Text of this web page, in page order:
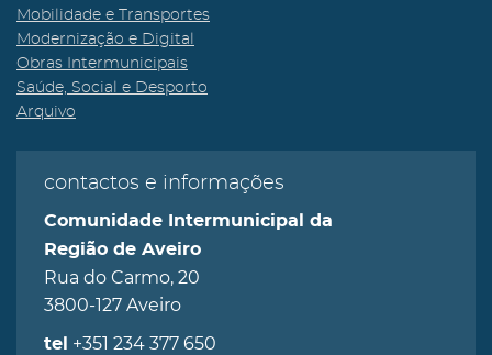
Mobilidade e Transportes
Modernização e Digital
Obras Intermunicipais
Saúde, Social e Desporto
Arquivo
contactos e informações
Comunidade Intermunicipal da
Região de Aveiro
Rua do Carmo, 20
3800-127 Aveiro
tel +351 234 377 650